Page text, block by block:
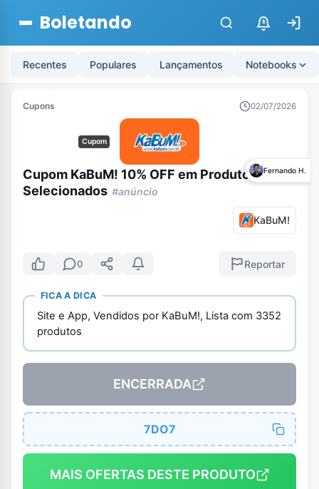
Boletando $
Recentes Populares Lançamentos Notebooks
Cupons 02/07/2026
Cupom
Fernando H.
Cupom KaBuM! 10% OFF em Produtos
Selecionados #anúncio
KaBuM!
0 Reportar
FICA A DICA
Site e App, Vendidos por KaBuM!, Lista com 3352
produtos
ENCERRADA
7DO7
MAIS OFERTAS DESTE PRODUTO